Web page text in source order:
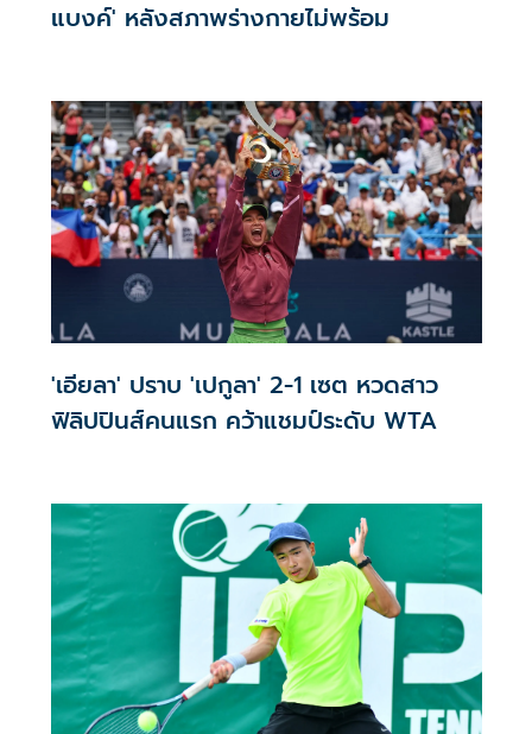
แบงค์' หลังสภาพร่างกายไม่พร้อม
'เอียลา' ปราบ 'เปกูลา' 2-1 เซต หวดสาว
ฟิลิปปินส์คนแรก คว้าแชมป์ระดับ WTA